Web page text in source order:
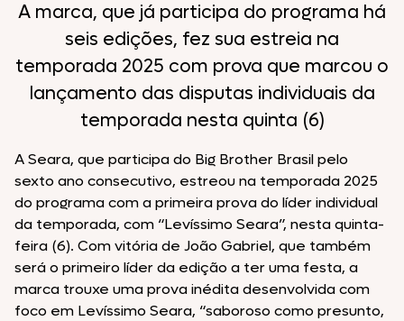
A marca, que já participa do programa há
seis edições, fez sua estreia na
temporada 2025 com prova que marcou o
lançamento das disputas individuais da
temporada nesta quinta (6)
A Seara, que participa do Big Brother Brasil pelo
sexto ano consecutivo, estreou na temporada 2025
do programa com a primeira prova do líder individual
da temporada, com “Levíssimo Seara”, nesta quinta-
feira (6). Com vitória de João Gabriel, que também
será o primeiro líder da edição a ter uma festa, a
marca trouxe uma prova inédita desenvolvida com
foco em Levíssimo Seara, “saboroso como presunto,